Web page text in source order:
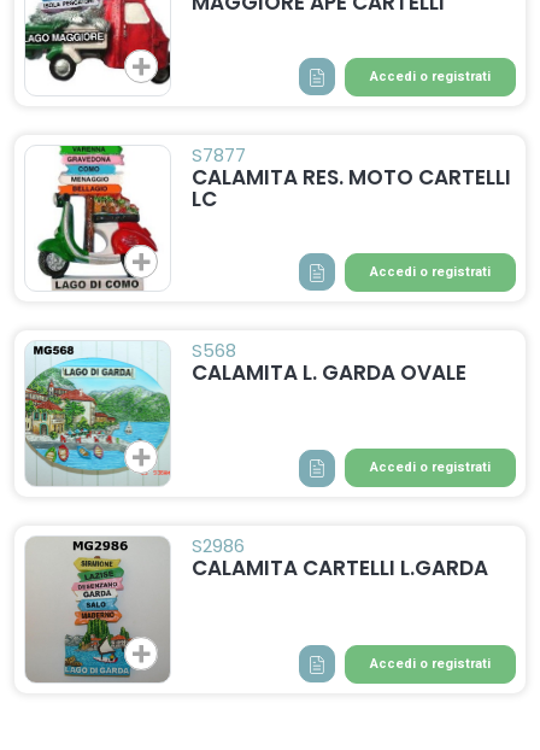
Accedi o registrati
S7877
CALAMITA RES. MOTO CARTELLI
LC
Accedi o registrati
S568
CALAMITA L. GARDA OVALE
Accedi o registrati
S2986
CALAMITA CARTELLI L.GARDA
Accedi o registrati